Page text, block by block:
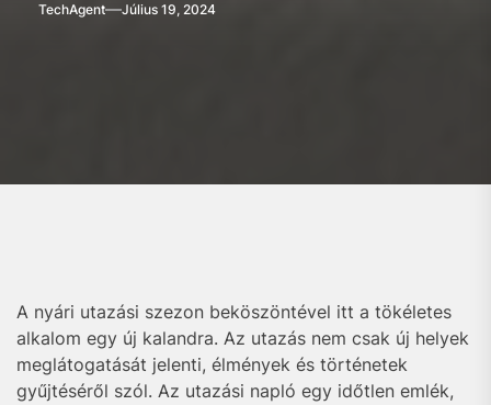
TechAgent Július 19, 2024
A nyári utazási szezon beköszöntével itt a tökéletes
alkalom egy új kalandra. Az utazás nem csak új helyek
meglátogatását jelenti, élmények és történetek
gyűjtéséről szól. Az utazási napló egy időtlen emlék,